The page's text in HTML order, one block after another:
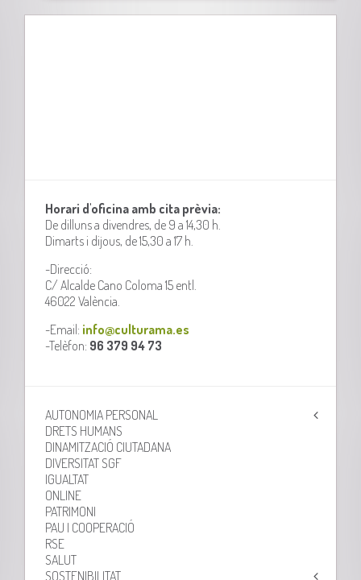
Horari d'oficina amb cita prèvia:
De dilluns a divendres, de 9 a 14,30 h.
Dimarts i dijous, de 15,30 a 17 h.
-Direcció:
C/ Alcalde Cano Coloma 15 entl.
46022 València.
-Email: info@culturama.es
-Telèfon: 96 379 94 73
AUTONOMIA PERSONAL
DRETS HUMANS
DINAMITZACIÓ CIUTADANA
DIVERSITAT SGF
IGUALTAT
ONLINE
PATRIMONI
PAU I COOPERACIÓ
RSE
SALUT
SOSTENIBILITAT